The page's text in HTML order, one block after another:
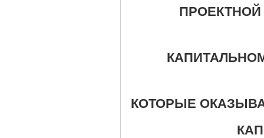
ПРОЕКТНОЙ
КОТОРЫЕ